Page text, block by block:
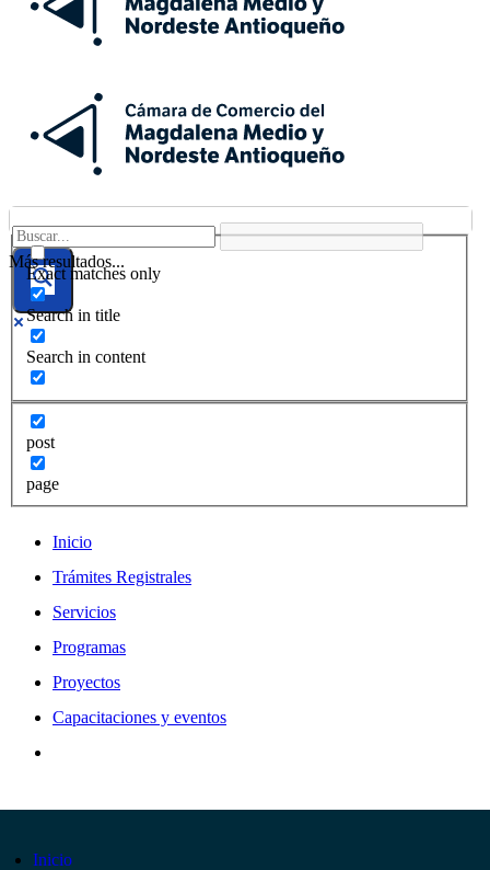
Más resultados...
Exact matches only
Search in title
Search in content
post
page
Inicio
Trámites Registrales
Servicios
Programas
Proyectos
Capacitaciones y eventos
Inicio